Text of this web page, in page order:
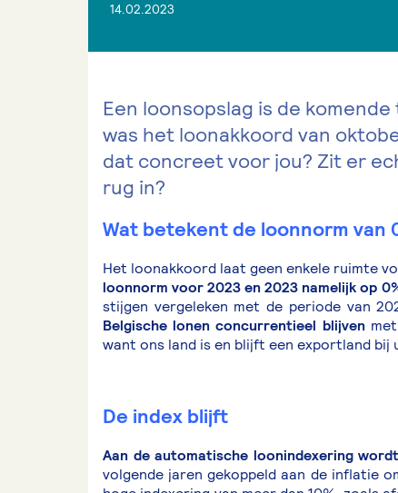
14.02.2023
Een loonsopslag is de
was het loonakkoord van
dat concreet voor jou? Zit er
rug in?
Wat betekent de loonnorm van
Het loonakkoord laat geen enkele ruimte
loonnorm voor 2023 en 2023 namelijk op
stijgen vergeleken met de periode van
Belgische lonen concurrentieel blijvenmet
want ons land is en blijft een exportland bij
De index blijft
Aan de automatische loonindexering
volgende jaren gekoppeld aan de inflatie